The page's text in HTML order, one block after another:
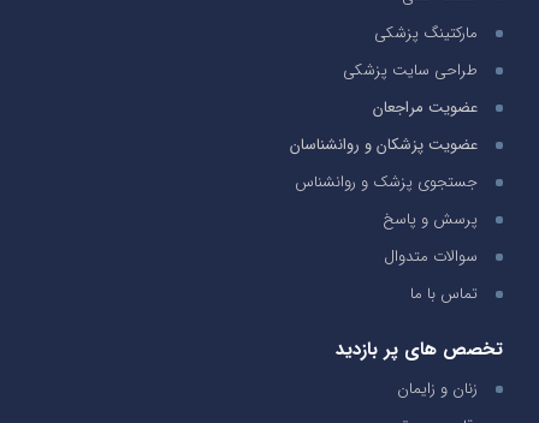
مارکتینگ پزشکی
طراحی سایت پزشکی
عضویت مراجعان
عضویت پزشکان و روانشناسان
جستجوی پزشک و روانشناس
پرسش و پاسخ
سوالات متدوال
تماس با ما
تخصص های پر بازدید
زنان و زایمان